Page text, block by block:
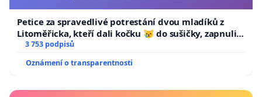
Petice za spravedlivé potrestání dvou mladíků z
Litoměřicka, kteří dali kočku 😿 do sušičky, zapnuli ji
a umírání zvířete natočili.
3 753 podpisů
Oznámení o transparentnosti